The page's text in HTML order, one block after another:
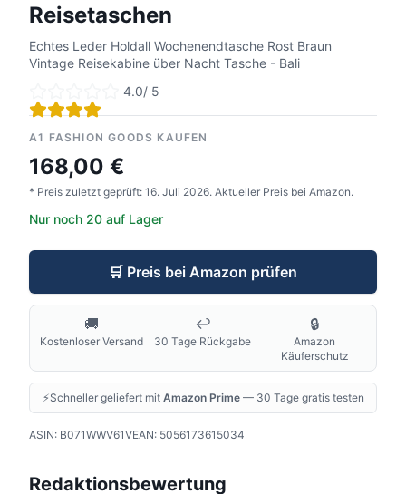
Reisetaschen
Echtes Leder Holdall Wochenendtasche Rost Braun
Vintage Reisekabine über Nacht Tasche - Bali
4.0/ 5
A1 FASHION GOODS KAUFEN
168,00 €
* Preis zuletzt geprüft: 16. Juli 2026. Aktueller Preis bei Amazon.
Nur noch 20 auf Lager
🛒 Preis bei Amazon prüfen
🚚
Kostenloser Versand
↩️
30 Tage Rückgabe
🔒
Amazon
Käuferschutz
⚡Schneller geliefert mit Amazon Prime— 30 Tage gratis testen
ASIN: B071WWV61VEAN: 5056173615034
Redaktionsbewertung